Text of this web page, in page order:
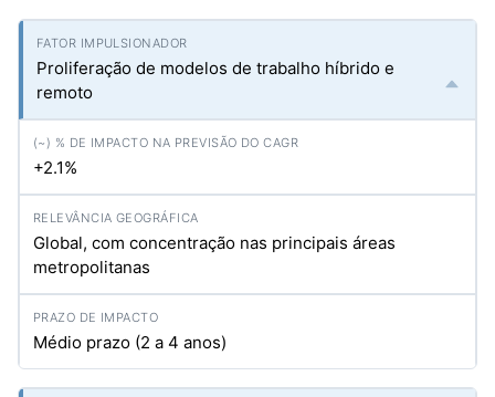
Proliferação de modelos de trabalho híbrido e
remoto
+2.1%
Global, com concentração nas principais áreas
metropolitanas
Médio prazo (2 a 4 anos)